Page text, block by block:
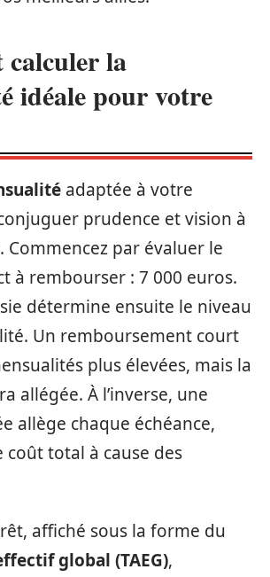
calculer la
idéale pour votre
adaptée à votre
prudence et vision à
Commencez par évaluer le
à rembourser : 7 000 euros.
détermine ensuite le niveau
Un remboursement court
plus élevées, mais la
allégée. À l’inverse, une
allège chaque échéance,
coût total à cause des
affiché sous la forme du
global (TAEG),